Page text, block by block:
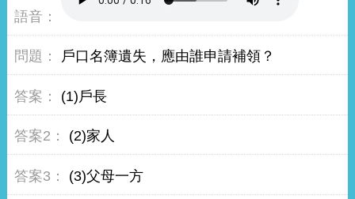
戶口名簿遺失，應由誰申請補領？
(1)戶長
(2)家人
(3)父母一方